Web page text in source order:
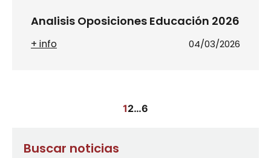
Analisis Oposiciones Educación 2026
+ info 04/03/2026
12…6
Buscar noticias